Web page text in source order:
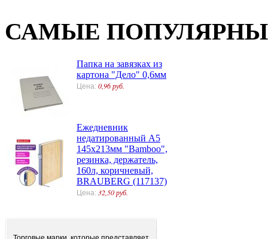
САМЫЕ
Папка на завязках из
картона "Дело" 0,6мм
Цена: 0,96 руб.
Ежедневник
недатированный А5
145х213мм "Bamboo",
резинка, держатель,
160л, коричневый,
BRAUBERG (117137)
Цена: 32,50 руб.